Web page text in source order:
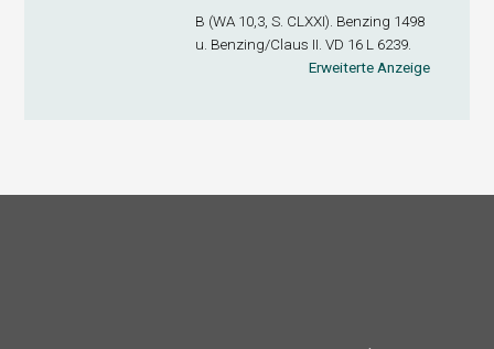
B (WA 10,3, S. CLXXI). Benzing 1498
u. Benzing/Claus II. VD 16 L 6239.
Erweiterte Anzeige